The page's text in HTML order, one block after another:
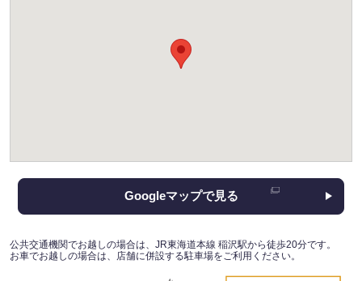
Googleマップで見る
公共交通機関でお越しの場合は、JR東海道本線 稲沢駅から徒歩20分です。
お車でお越しの場合は、店舗に併設する駐車場をご利用ください。